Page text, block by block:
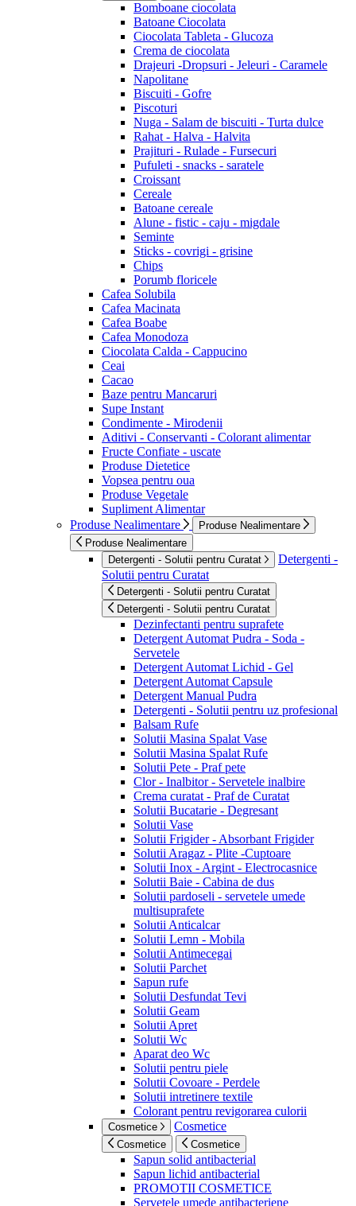
Bomboane ciocolata
Batoane Ciocolata
Ciocolata Tableta - Glucoza
Crema de ciocolata
Drajeuri -Dropsuri - Jeleuri - Caramele
Napolitane
Biscuiti - Gofre
Piscoturi
Nuga - Salam de biscuiti - Turta dulce
Rahat - Halva - Halvita
Prajituri - Rulade - Fursecuri
Pufuleti - snacks - saratele
Croissant
Cereale
Batoane cereale
Alune - fistic - caju - migdale
Seminte
Sticks - covrigi - grisine
Chips
Porumb floricele
Cafea Solubila
Cafea Macinata
Cafea Boabe
Cafea Monodoza
Ciocolata Calda - Cappucino
Ceai
Cacao
Baze pentru Mancaruri
Supe Instant
Condimente - Mirodenii
Aditivi - Conservanti - Colorant alimentar
Fructe Confiate - uscate
Produse Dietetice
Vopsea pentru oua
Produse Vegetale
Supliment Alimentar
Produse Nealimentare
Produse Nealimentare
Produse Nealimentare
Detergenti - Solutii pentru Curatat
Detergenti -
Solutii pentru Curatat
Detergenti - Solutii pentru Curatat
Detergenti - Solutii pentru Curatat
Dezinfectanti pentru suprafete
Detergent Automat Pudra - Soda -
Servetele
Detergent Automat Lichid - Gel
Detergent Automat Capsule
Detergent Manual Pudra
Detergenti - Solutii pentru uz profesional
Balsam Rufe
Solutii Masina Spalat Vase
Solutii Masina Spalat Rufe
Solutii Pete - Praf pete
Clor - Inalbitor - Servetele inalbire
Crema curatat - Praf de Curatat
Solutii Bucatarie - Degresant
Solutii Vase
Solutii Frigider - Absorbant Frigider
Solutii Aragaz - Plite -Cuptoare
Solutii Inox - Argint - Electrocasnice
Solutii Baie - Cabina de dus
Solutii pardoseli - servetele umede
multisuprafete
Solutii Anticalcar
Solutii Lemn - Mobila
Solutii Antimecegai
Solutii Parchet
Sapun rufe
Solutii Desfundat Tevi
Solutii Geam
Solutii Apret
Solutii Wc
Aparat deo Wc
Solutii pentru piele
Solutii Covoare - Perdele
Solutii intretinere textile
Colorant pentru revigorarea culorii
Cosmetice Cosmetice
Cosmetice Cosmetice
Sapun solid antibacterial
Sapun lichid antibacterial
PROMOTII COSMETICE
Servetele umede antibacteriene